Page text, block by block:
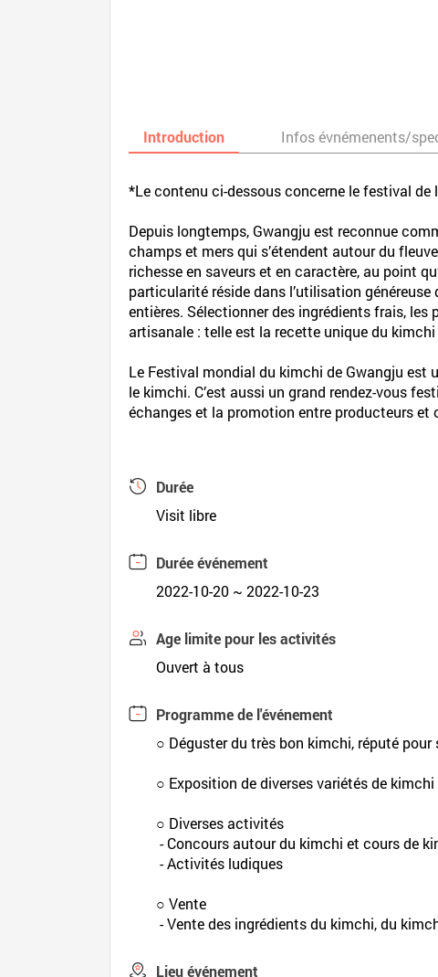
Introduction Infos évnémenents/
*Le contenu ci-dessous concerne le festival de
Depuis longtemps, Gwangju est reconnue
champs et mers qui s’étendent autour du
richesse en saveurs et en caractère, au point
particularité réside dans l’utilisation
entières. Sélectionner des ingrédients frais,
artisanale : telle est la recette unique du kimchi
Le Festival mondial du kimchi de Gwangju est
le kimchi. C’est aussi un grand rendez-vous
échanges et la promotion entre producteurs
Durée
Visit libre
Durée événement
2022-10-20 ~ 2022-10-23
Age limite pour les activités
Ouvert à tous
Programme de l'événement
○ Déguster du très bon kimchi, réputé
○ Exposition de diverses variétés de kimchi
○ Diverses activités
- Concours autour du kimchi et cours de
- Activités ludiques
○ Vente
- Vente des ingrédients du kimchi, du
Lieu événement